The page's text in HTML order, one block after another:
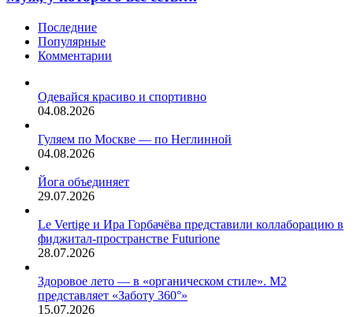
многих
женщин
времени
сидеть
думать
том,
сильному
полу
подарить.
который
говорит,
любой
подарок
хорош.
Последние
Популярные
Комментарии
Одевайся красиво и спортивно
04.08.2026
Гуляем по Москве — по Неглинной
04.08.2026
Йога объединяет
29.07.2026
Le Vertige и Ира Горбачёва представили коллаборацию в
фиджитал-пространстве Futurione
28.07.2026
Здоровое лето — в «органическом стиле». М2
представляет «Заботу 360°»
15.07.2026